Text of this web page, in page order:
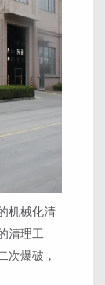
机械化清
清理工
次爆破，